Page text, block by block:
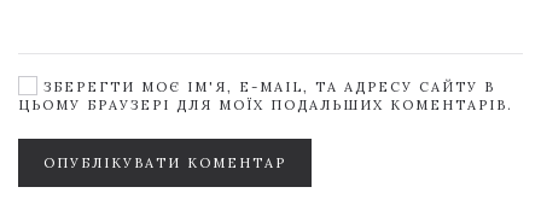
ЗБЕРЕГТИ МОЄ ІМ'Я, E-MAIL, ТА АДРЕСУ САЙТУ В
ЦЬОМУ БРАУЗЕРІ ДЛЯ МОЇХ ПОДАЛЬШИХ КОМЕНТАРІВ.
ОПУБЛІКУВАТИ КОМЕНТАР